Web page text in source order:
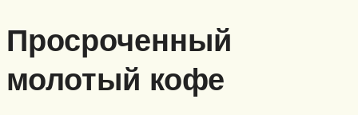
Просроченный
молотый кофе